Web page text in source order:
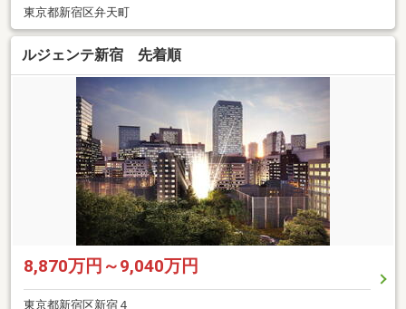
東京都新宿区弁天町
ルジェンテ新宿 先着順
8,870万円～9,040万円
東京都新宿区新宿４